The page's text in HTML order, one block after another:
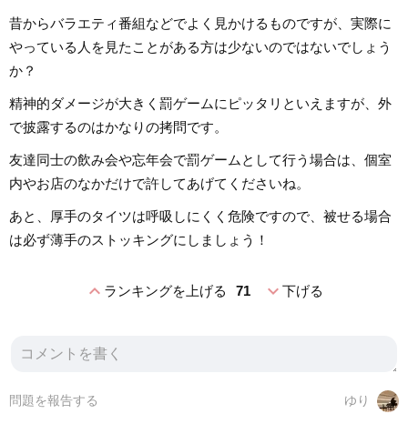
昔からバラエティ番組などでよく見かけるものですが、実際に
やっている人を見たことがある方は少ないのではないでしょう
か？
精神的ダメージが大きく罰ゲームにピッタリといえますが、外
で披露するのはかなりの拷問です。
友達同士の飲み会や忘年会で罰ゲームとして行う場合は、個室
内やお店のなかだけで許してあげてくださいね。
あと、厚手のタイツは呼吸しにくく危険ですので、被せる場合
は必ず薄手のストッキングにしましょう！
expand_lessランキングを上げる 71 expand_more下げる
ゆり
問題を報告する